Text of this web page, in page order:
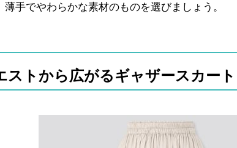
手でやわらかな素材のものを選びましょう。
トから広がるギャザースカート